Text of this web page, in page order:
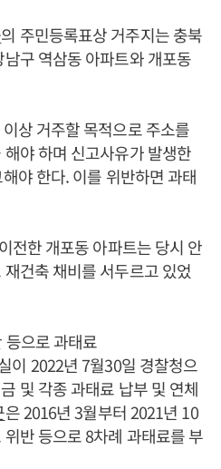
의 주민등록표상 거주지는 충북
구 역삼동 아파트와 개포동
상 거주할 목적으로 주소를
야 하며 신고사유가 발생한
야 한다. 이를 위반하면 과태
전한 개포동 아파트는 당시 안
건축 채비를 서두르고 있었
으로 과태료
이 2022년 7월30일 경찰청으
및 각종 과태료 납부 및 연체
은 2016년 3월부터 2021년 10
반 등으로 8차례 과태료를 부